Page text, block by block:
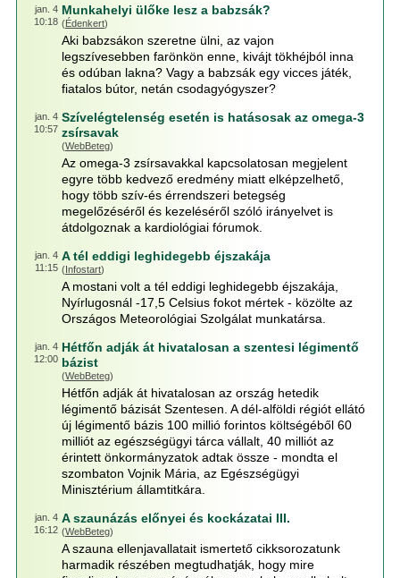
jan. 4
10:18
Munkahelyi ülőke lesz a babzsák?
(Édenkert)
Aki babzsákon szeretne ülni, az vajon
legszívesebben farönkön enne, kivájt tökhéjból inna
és odúban lakna? Vagy a babzsák egy vicces játék,
fiatalos bútor, netán csodagyógyszer?
jan. 4
10:57
Szívelégtelenség esetén is hatásosak az omega-3
zsírsavak
(WebBeteg)
Az omega-3 zsírsavakkal kapcsolatosan megjelent
egyre több kedvező eredmény miatt elképzelhető,
hogy több szív-és érrendszeri betegség
megelőzéséről és kezeléséről szóló irányelvet is
átdolgoznak a kardiológiai fórumok.
jan. 4
11:15
A tél eddigi leghidegebb éjszakája
(Infostart)
A mostani volt a tél eddigi leghidegebb éjszakája,
Nyírlugosnál -17,5 Celsius fokot mértek - közölte az
Országos Meteorológiai Szolgálat munkatársa.
jan. 4
12:00
Hétfőn adják át hivatalosan a szentesi légimentő
bázist
(WebBeteg)
Hétfőn adják át hivatalosan az ország hetedik
légimentő bázisát Szentesen. A dél-alföldi régiót ellátó
új légimentő bázis 100 millió forintos költségéből 60
milliót az egészségügyi tárca vállalt, 40 milliót az
érintett önkormányzatok adtak össze - mondta el
szombaton Vojnik Mária, az Egészségügyi
Minisztérium államtitkára.
jan. 4
16:12
A szaunázás előnyei és kockázatai III.
(WebBeteg)
A szauna ellenjavallatait ismertető cikksorozatunk
harmadik részében megtudhatják, hogy mire